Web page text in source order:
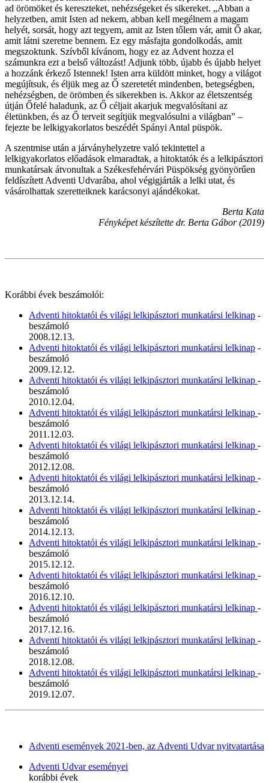
ad örömöket és kereszteket, nehézségeket és sikereket. „Abban a
helyzetben, amit Isten ad nekem, abban kell megélnem a magam
helyét, sorsát, hogy azt tegyem, amit az Isten tőlem vár, amit Ő akar,
amit látni szeretne bennem. Ez egy másfajta gondolkodás, amit
megszoktunk. Szívből kívánom, hogy ez az Advent hozza el
számunkra ezt a belső változást! Adjunk több, újabb és újabb helyet
a hozzánk érkező Istennek! Isten arra küldött minket, hogy a világot
megújítsuk, és éljük meg az Ő szeretetét mindenben, betegségben,
nehézségben, de örömben és sikerekben is. Akkor az életszentség
útján Őfelé haladunk, az Ő céljait akarjuk megvalósítani az
életünkben, és az Ő terveit segítjük megvalósulni a világban” –
fejezte be lelkigyakorlatos beszédét Spányi Antal püspök.
A szentmise után a járványhelyzetre való tekintettel a
lelkigyakorlatos előadások elmaradtak, a hitoktatók és a lelkipásztori
munkatársak átvonultak a Székesfehérvári Püspökség gyönyörűen
feldíszített Adventi Udvarába, ahol végigjárták a lelki utat, és
vásárolhattak szeretteiknek karácsonyi ajándékokat.
Berta Kata
Fényképet készítette dr. Berta Gábor (2019)
Korábbi évek beszámolói:
Adventi hitoktatói és világi lelkipásztori munkatársi lelkinap -
beszámoló
2008.12.13.
Adventi hitoktatói és világi lelkipásztori munkatársi lelkinap -
beszámoló
2009.12.12.
Adventi hitoktatói és világi lelkipásztori munkatársi lelkinap -
beszámoló
2010.12.04.
Adventi hitoktatói és világi lelkipásztori munkatársi lelkinap -
beszámoló
2011.12.03.
Adventi hitoktatói és világi lelkipásztori munkatársi lelkinap -
beszámoló
2012.12.08.
Adventi hitoktatói és világi lelkipásztori munkatársi lelkinap -
beszámoló
2013.12.14.
Adventi hitoktatói és világi lelkipásztori munkatársi lelkinap -
beszámoló
2014.12.13.
Adventi hitoktatói és világi lelkipásztori munkatársi lelkinap -
beszámoló
2015.12.12.
Adventi hitoktatói és világi lelkipásztori munkatársi lelkinap -
beszámoló
2016.12.10.
Adventi hitoktatói és világi lelkipásztori munkatársi lelkinap -
beszámoló
2017.12.16.
Adventi hitoktatói és világi lelkipásztori munkatársi lelkinap -
beszámoló
2018.12.08.
Adventi hitoktatói és világi lelkipásztori munkatársi lelkinap -
beszámoló
2019.12.07.
Adventi események 2021-ben, az Adventi Udvar nyitvatartása
Adventi Udvar eseményei
korábbi évek